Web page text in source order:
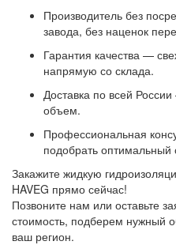
Производитель без
завода, без наценок
Гарантия качества —
напрямую со склада.
Доставка по всей
объем.
Профессиональная
подобрать оптимальный
Закажите жидкую
HAVEG прямо сейчас!
Позвоните нам или оставьте
стоимость, подберем нужный
ваш регион.